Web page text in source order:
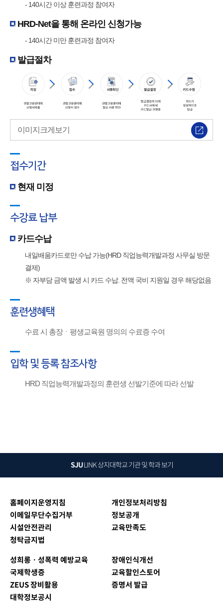
- 140시간 이상 훈련과정 참여자
HRD-Net을 통해 온라인 신청가능
- 140시간 미만 훈련과정 참여자
발급절차
이미지크게보기
접수기간
현재 미정
수강료 납부
카드수납
내일배움카드로만 수납 가능(HRD 직업능력개발과정 사무실 방문
결제)
※ 자부담 금액 발생 시 카드 수납. 전액 국비 지원일 경우 해당없음
훈련생혜택
수료 시 총장ㆍ평생교육원 명의의 수료증 수여
입학 및 등록 참조사항
HRD 직업능력개발과정의 훈련생 선발기준에 따라 선발
SJULINK상지대학교 기관 및 학과 보기
홈페이지운영지침
개인정보처리방침
이메일무단수집거부
정보공개
시설안전관리
교육만족도
청탁금지법
성희롱ㆍ성폭력 예방교육
장애인식개선
국제학생증
교육할인스토어
ZEUS 장비활용
증명서 발급
대학정보공시